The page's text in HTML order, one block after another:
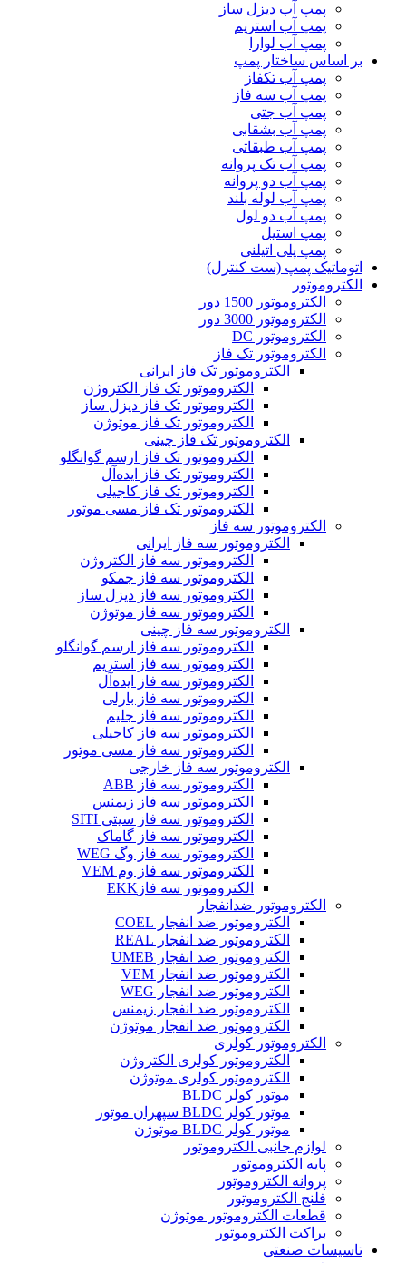
پمپ آب دیزل ساز
پمپ آب استریم
پمپ آب لوارا
بر اساس ساختار پمپ
پمپ آب تکفاز
پمپ آب سه فاز
پمپ آب جتی
پمپ آب بشقابی
پمپ آب طبقاتی
پمپ آب تک پروانه
پمپ آب دو پروانه
پمپ آب لوله بلند
پمپ آب دو لول
پمپ استیل
پمپ پلی اتیلنی
اتوماتیک پمپ (ست کنترل)
الکتروموتور
الکتروموتور 1500 دور
الکتروموتور 3000 دور
الکتروموتور DC
الکتروموتور تک فاز
الکتروموتور تک فاز ایرانی
الکتروموتور تک فاز الکتروژن
الکتروموتور تک فاز دیزل ساز
الکتروموتور تک فاز موتوژن
الکتروموتور تک فاز چینی
الکتروموتور تک فاز ارسم گوانگلو
الکتروموتور تک فاز ایده‌آل
الکتروموتور تک فاز کاجیلی
الکتروموتور تک فاز مسی موتور
الکتروموتور سه فاز
الکتروموتور سه فاز ایرانی
الکتروموتور سه فاز الکتروژن
الکتروموتور سه فاز جمکو
الکتروموتور سه فاز دیزل ساز
الکتروموتور سه فاز موتوژن
الکتروموتور سه فاز چینی
الکتروموتور سه فاز ارسم گوانگلو
الکتروموتور سه فاز استریم
الکتروموتور سه فاز ایده‌آل
الکتروموتور سه فاز بارلی
الکتروموتور سه فاز جلیم
الکتروموتور سه فاز کاجیلی
الکتروموتور سه فاز مسی موتور
الکتروموتور سه فاز خارجی
الکتروموتور سه فاز ABB
الکتروموتور سه فاز زیمنس
الکتروموتور سه فاز سیتی SITI
الکتروموتور سه فاز گاماک
الکتروموتور سه فاز وگ WEG
الکتروموتور سه فاز وم VEM
الکتروموتور سه فازEKK
الکتروموتور ضدانفجار
الکتروموتور ضد انفجار COEL
الکتروموتور ضد انفجار REAL
الکتروموتور ضد انفجار UMEB
الکتروموتور ضد انفجار VEM
الکتروموتور ضد انفجار WEG
الکتروموتور ضد انفجار زیمنس
الکتروموتور ضد انفجار موتوژن
الکتروموتور کولری
الکتروموتور کولری الکتروژن
الکتروموتور کولری موتوژن
موتور کولر BLDC
موتور کولر BLDC سپهران موتور
موتور کولر BLDC موتوژن
لوازم جانبی الکتروموتور
پایه الکتروموتور
پروانه الکتروموتور
فلنج الکتروموتور
قطعات الکتروموتور موتوژن
براکت الکتروموتور
تاسیسات صنعتی